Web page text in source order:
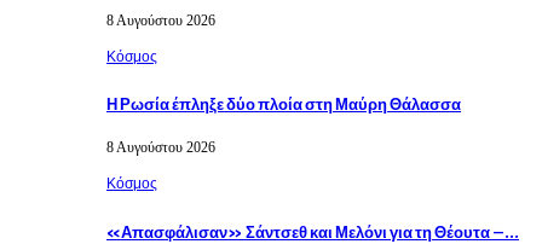
8 Αυγούστου 2026
Κόσμος
Η Ρωσία έπληξε δύο πλοία στη Μαύρη Θάλασσα
8 Αυγούστου 2026
Κόσμος
«Απασφάλισαν» Σάντσεθ και Μελόνι για τη Θέουτα –…